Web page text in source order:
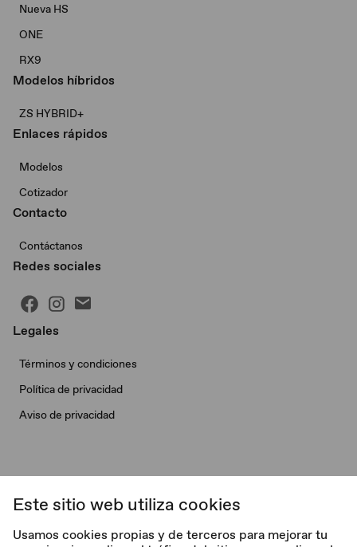
Nueva HS
ONE
RX9
Modelos híbridos
ZS HYBRID+
Enlaces rápidos
Modelos
Cotizador
Contacto
Contáctanos
Redes sociales
Legales
Términos y condiciones
Política de privacidad
Aviso de privacidad
Este sitio web utiliza cookies
Usamos cookies propias y de terceros para mejorar tu